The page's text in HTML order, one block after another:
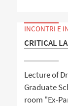
INCONTRI E
CRITICAL
Lecture of
Graduate
room "Ex-